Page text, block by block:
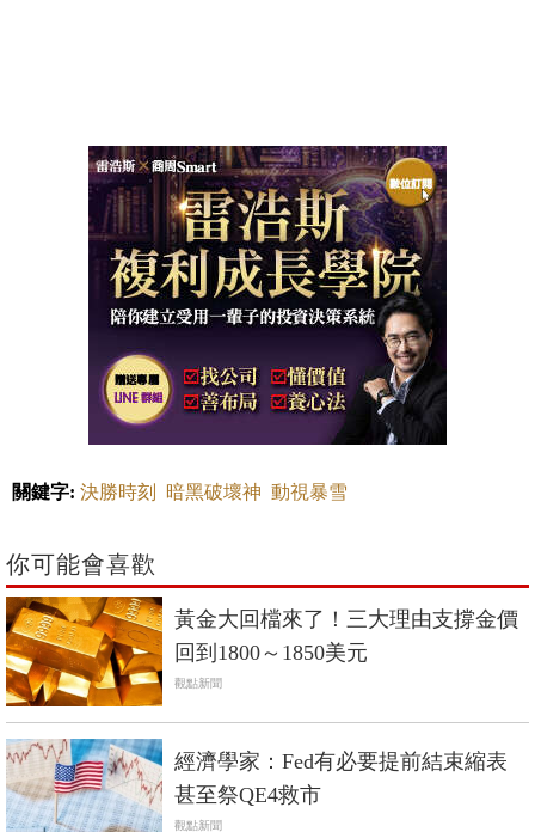
關鍵字: 決勝時刻 暗黑破壞神 動視暴雪
你可能會喜歡
黃金大回檔來了！三大理由支撐金價
回到1800～1850美元
觀點新聞
經濟學家：Fed有必要提前結束縮表
甚至祭QE4救市
觀點新聞